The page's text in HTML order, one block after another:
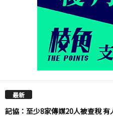
最新
記協：至少8家傳媒20人被查稅